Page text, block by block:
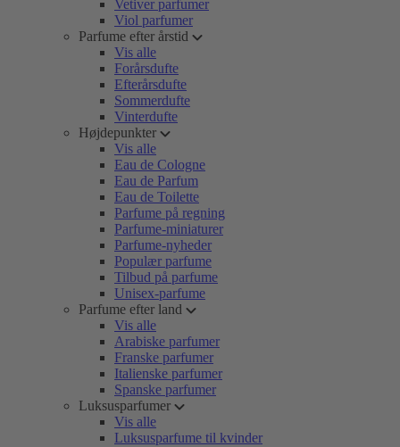
Vetiver parfumer
Viol parfumer
Parfume efter årstid
Vis alle
Forårsdufte
Efterårsdufte
Sommerdufte
Vinterdufte
Højdepunkter
Vis alle
Eau de Cologne
Eau de Parfum
Eau de Toilette
Parfume på regning
Parfume-miniaturer
Parfume-nyheder
Populær parfume
Tilbud på parfume
Unisex-parfume
Parfume efter land
Vis alle
Arabiske parfumer
Franske parfumer
Italienske parfumer
Spanske parfumer
Luksusparfumer
Vis alle
Luksusparfume til kvinder